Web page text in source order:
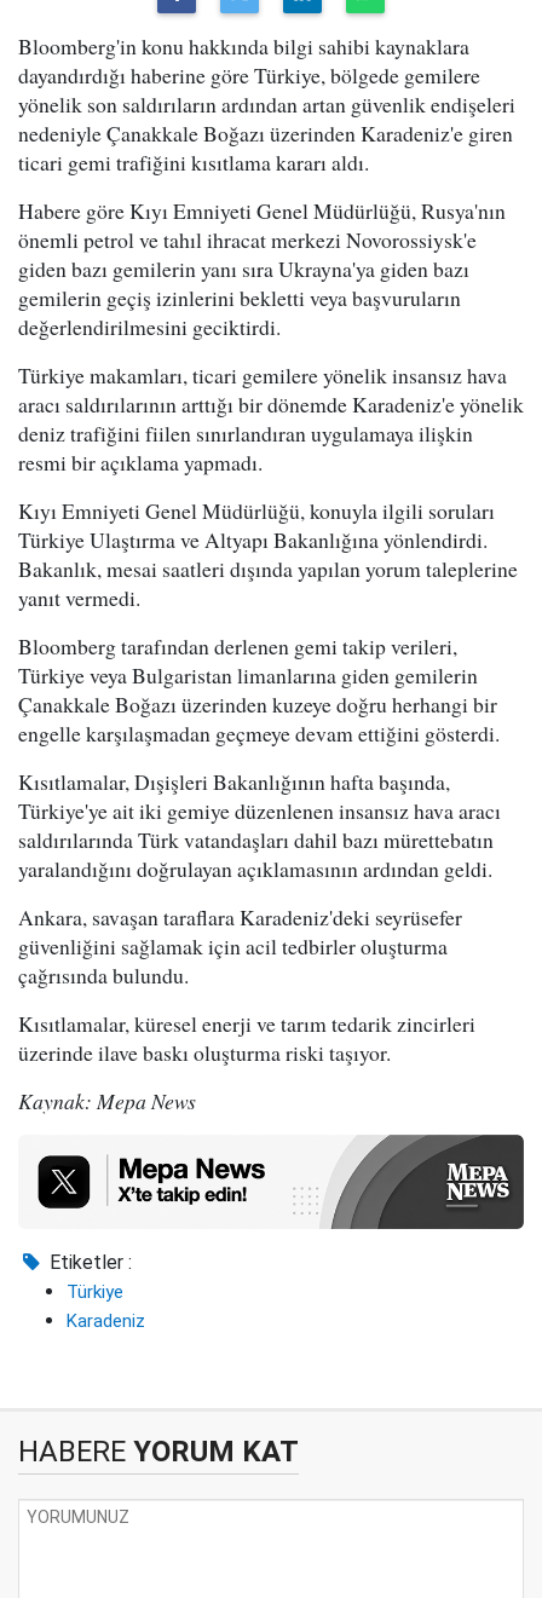
Bloomberg'in konu hakkında bilgi sahibi kaynaklara
dayandırdığı haberine göre Türkiye, bölgede gemilere
yönelik son saldırıların ardından artan güvenlik endişeleri
nedeniyle Çanakkale Boğazı üzerinden Karadeniz'e giren
ticari gemi trafiğini kısıtlama kararı aldı.
Habere göre Kıyı Emniyeti Genel Müdürlüğü, Rusya'nın
önemli petrol ve tahıl ihracat merkezi Novorossiysk'e
giden bazı gemilerin yanı sıra Ukrayna'ya giden bazı
gemilerin geçiş izinlerini bekletti veya başvuruların
değerlendirilmesini geciktirdi.
Türkiye makamları, ticari gemilere yönelik insansız hava
aracı saldırılarının arttığı bir dönemde Karadeniz'e yönelik
deniz trafiğini fiilen sınırlandıran uygulamaya ilişkin
resmi bir açıklama yapmadı.
Kıyı Emniyeti Genel Müdürlüğü, konuyla ilgili soruları
Türkiye Ulaştırma ve Altyapı Bakanlığına yönlendirdi.
Bakanlık, mesai saatleri dışında yapılan yorum taleplerine
yanıt vermedi.
Bloomberg tarafından derlenen gemi takip verileri,
Türkiye veya Bulgaristan limanlarına giden gemilerin
Çanakkale Boğazı üzerinden kuzeye doğru herhangi bir
engelle karşılaşmadan geçmeye devam ettiğini gösterdi.
Kısıtlamalar, Dışişleri Bakanlığının hafta başında,
Türkiye'ye ait iki gemiye düzenlenen insansız hava aracı
saldırılarında Türk vatandaşları dahil bazı mürettebatın
yaralandığını doğrulayan açıklamasının ardından geldi.
Ankara, savaşan taraflara Karadeniz'deki seyrüsefer
güvenliğini sağlamak için acil tedbirler oluşturma
çağrısında bulundu.
Kısıtlamalar, küresel enerji ve tarım tedarik zincirleri
üzerinde ilave baskı oluşturma riski taşıyor.
Kaynak: Mepa News
Etiketler :
Türkiye
Karadeniz
HABERE YORUM KAT